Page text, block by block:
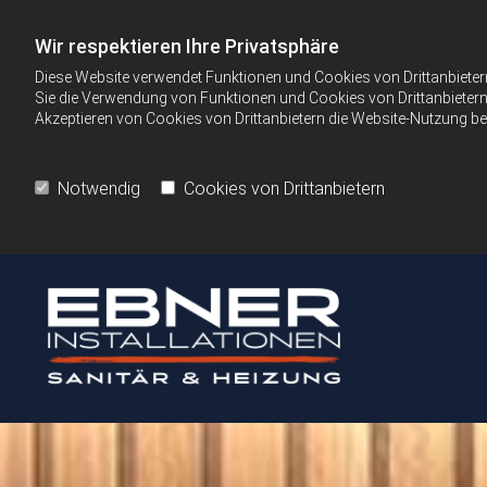
Wir respektieren Ihre Privatsphäre
Diese Website verwendet Funktionen und Cookies von
Sie die Verwendung von Funktionen und Cookies von
Akzeptieren von Cookies von Drittanbietern die Website-Nutzung
Notwendig Cookies von Drittanbietern